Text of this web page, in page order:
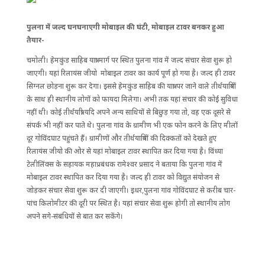
पुलना में जल्द घनघनाएगी मोबाइल की घंटी, मोबाइल टावर बनकर हुआ
तैयार-
चमोली। हेमकुंड साहिब यात्रा मार्ग पर स्थित पुलना गांव में जल्द संचार सेवा शुरू हो
जाएगी। यहां रिलायंस जीयो मोबाइल टावर का कार्य पूर्ण हो गया है। जल्द ही टावर
सिग्नल छोड़ना शुरू कर देगा। इससे हेमकुंड साहिब की यात्रा पर जाने वाले तीर्थयात्रियों
के साथ ही स्थानीय लोगों को फायदा मिलेगा। अभी तक यहां संचार की कोई सुविधा
नहीं थी। कोई तीर्थयात्री यदि अपने अन्य साथियों से बिछुड़ गया तो, वह एक दूसरे से
संपर्क भी नहीं कर पाते थे। पुलना गांव के ग्रामीण भी एक फोन करने के लिए मीलों
दूर गोविंदघाट पहुंचते हैं। ग्रामीणों और तीर्थयात्रियों की दिक्कतों को देखते हुए
रिलायंस जीयो की ओर से यहां मोबाइल टावर स्थापित कर दिया गया है। विंध्या
टेलीलिंक्स के सहायक महाप्रबंधक रामेश्वर प्रसाद ने बताया कि पुलना गांव में
मोबाइल टावर स्थापित कर दिया गया है। जल्द ही टावर को विद्युत संयोजन से
जोड़कर संचार सेवा शुरू कर दी जाएगी। इधर,पुलना गांव गोविंदघाट से करीब चार-
पांच किलोमीटर की दूरी पर स्थित है। यहां संचार सेवा शुरू होगी तो स्थानीय लोग
अपने सगे-संबंधियों से बात कर सकेंगे।